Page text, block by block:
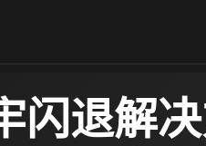
闪退解